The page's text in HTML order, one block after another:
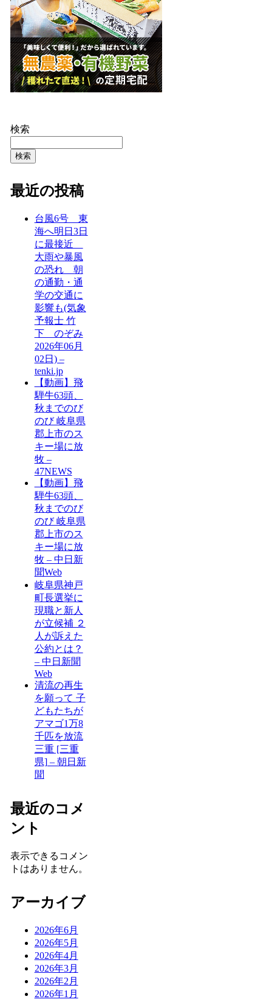
検索
検索
最近の投稿
台風6号 東
海へ明日3日
に最接近
大雨や暴風
の恐れ 朝
の通勤・通
学の交通に
影響も(気象
予報士 竹
下 のぞみ
2026年06月
02日) –
tenki.jp
【動画】飛
騨牛63頭、
秋までのび
のび 岐阜県
郡上市のス
キー場に放
牧 –
47NEWS
【動画】飛
騨牛63頭、
秋までのび
のび 岐阜県
郡上市のス
キー場に放
牧 – 中日新
聞Web
岐阜県神戸
町長選挙に
現職と新人
が立候補 ２
人が訴えた
公約とは？
– 中日新聞
Web
清流の再生
を願って 子
どもたちが
アマゴ1万8
千匹を放流
三重 [三重
県] – 朝日新
聞
最近のコメ
ント
表示できるコメン
トはありません。
アーカイブ
2026年6月
2026年5月
2026年4月
2026年3月
2026年2月
2026年1月